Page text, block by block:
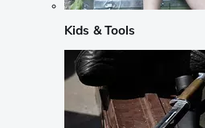
Kids & Tools